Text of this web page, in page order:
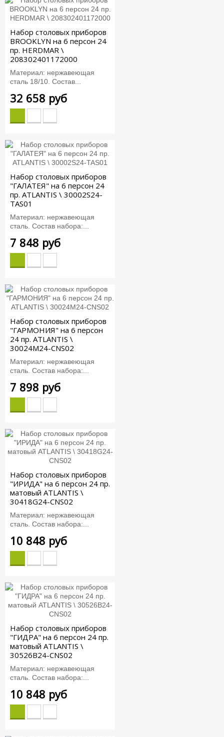
Набор столовых приборов
BROOKLYN на 6 персон 24
пр. HERDMAR \
208302401172000
Материал: нержавеющая
сталь 18/10. Состав...
32 658 руб
Набор столовых приборов
"ГАЛАТЕЯ" на 6 персон 24
пр. ATLANTIS \ 30002S24-
TAS01
Материал: нержавеющая
сталь. Состав набора:...
7 848 руб
Набор столовых приборов
"ГАРМОНИЯ" на 6 персон
24 пр. ATLANTIS \
30024M24-CNS02
Материал: нержавеющая
сталь. Состав набора:...
7 898 руб
Набор столовых приборов
"ИРИДА" на 6 персон 24 пр.
матовый ATLANTIS \
30418G24-CNS02
Материал: нержавеющая
сталь. Состав набора:...
10 848 руб
Набор столовых приборов
"ГИДРА" на 6 персон 24 пр.
матовый ATLANTIS \
30526B24-CNS02
Материал: нержавеющая
сталь. Состав набора:...
10 848 руб